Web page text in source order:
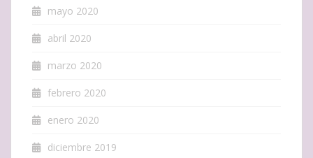
mayo 2020
abril 2020
marzo 2020
febrero 2020
enero 2020
diciembre 2019